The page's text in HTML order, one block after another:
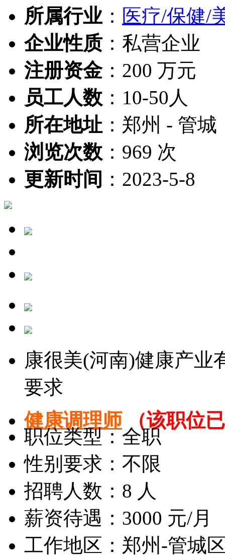
所属行业： 医疗/保健/
企业性质： 私营企业
注册资金： 200 万元
员工人数 ： 10-50人
所在地址 ： 郑州 - 管城
浏览次数 ： 969 次
更新时间 ： 2023-5-8
康很美(河南)健康产业
要求
健康调理师
（该职位
职位类型：全职
性别要求：不限
招聘人数：8 人
薪资待遇：3000 元/月
工作地区：郑州-管城